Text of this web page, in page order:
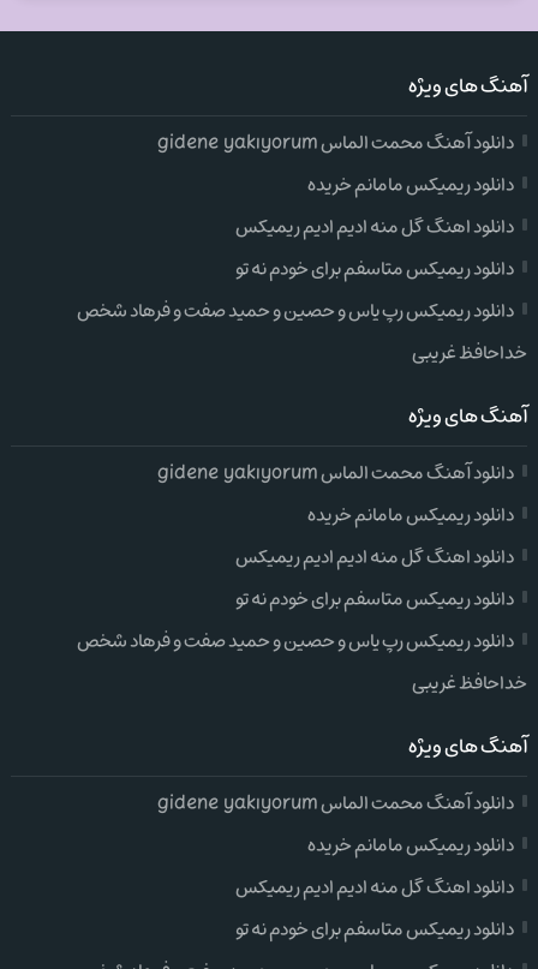
آهنگ های ویژه
دانلود آهنگ محمت الماس gidene yakıyorum
دانلود ریمیکس مامانم خریده
دانلود اهنگ گل منه ادیم ادیم ریمیکس
دانلود ریمیکس متاسفم برای خودم نه تو
دانلود ریمیکس رپ یاس و حصین و حمید صفت و فرهاد شخص
خداحافظ غریبی
آهنگ های ویژه
دانلود آهنگ محمت الماس gidene yakıyorum
دانلود ریمیکس مامانم خریده
دانلود اهنگ گل منه ادیم ادیم ریمیکس
دانلود ریمیکس متاسفم برای خودم نه تو
دانلود ریمیکس رپ یاس و حصین و حمید صفت و فرهاد شخص
خداحافظ غریبی
آهنگ های ویژه
دانلود آهنگ محمت الماس gidene yakıyorum
دانلود ریمیکس مامانم خریده
دانلود اهنگ گل منه ادیم ادیم ریمیکس
دانلود ریمیکس متاسفم برای خودم نه تو